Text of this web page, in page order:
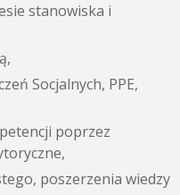
stanowiska i
Socjalnych, PPE,
poprzez
poszerzenia wiedzy